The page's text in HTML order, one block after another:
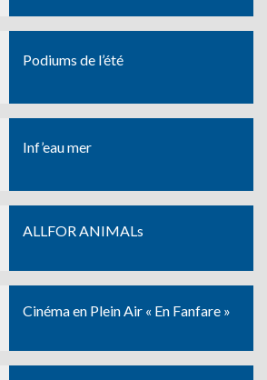
Podiums de l’été
Inf’eau mer
ALLFOR ANIMALs
Cinéma en Plein Air « En Fanfare »